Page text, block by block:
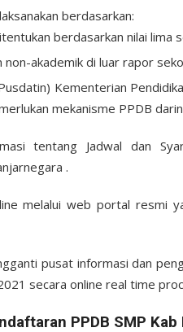
berdasarkan:
berdasarkan nilai
akademik di luar rapor
Kementerian
mekanisme PPDB
tentang Jadwal dan
.
melalui web portal resmi
pusat informasi dan
secara online real time
PPDB SMP